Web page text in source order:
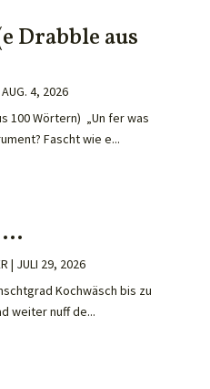
Drabble aus
AUG. 4, 2026
100 Wörtern) „Un fer was
Fascht wie e...
…
| JULI 29, 2026
Kochwäsch bis zu
weiter nuff de...